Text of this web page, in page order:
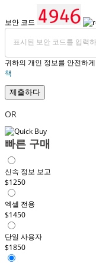
보안 코드
귀하의 개인 정보를 안전하
책
제출하다
OR
빠른 구매
신속 정보 보고
$1250
엑셀 전용
$1450
단일 사용자
$1850